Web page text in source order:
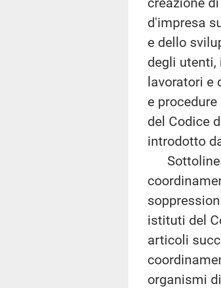
d'impresa
e dello
degli utenti,
lavoratori
e
del Codice
introdotto
istituti del
articoli
organismi